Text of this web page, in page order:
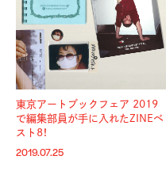
東京アートブックフェア 2019
で編集部員が手に入れたZINEベ
スト8！
2019.07.25